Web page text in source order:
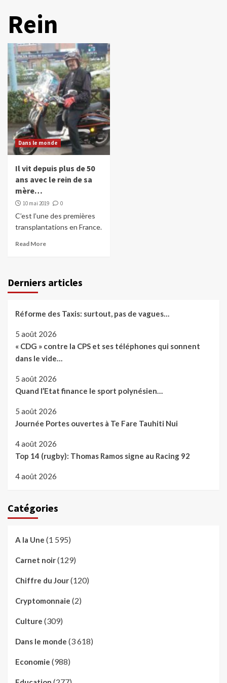
Rein
Dans le monde
Il vit depuis plus de 50
ans avec le rein de sa
mère…
10 mai 2019 0
C’est l’une des premières
transplantations en France.
Read More
Derniers articles
Réforme des Taxis: surtout, pas de vagues…
5 août 2026
« CDG » contre la CPS et ses téléphones qui sonnent
dans le vide…
5 août 2026
Quand l’Etat finance le sport polynésien…
5 août 2026
Journée Portes ouvertes à Te Fare Tauhiti Nui
4 août 2026
Top 14 (rugby): Thomas Ramos signe au Racing 92
4 août 2026
Catégories
A la Une (1 595)
Carnet noir(129)
Chiffre du Jour(120)
Cryptomonnaie (2)
Culture (309)
Dans le monde (3 618)
Economie (988)